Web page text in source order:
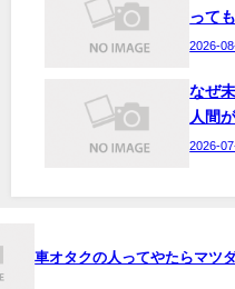
って
2026-
なぜ
人間
2026-
車オタクの人ってやたらマツ